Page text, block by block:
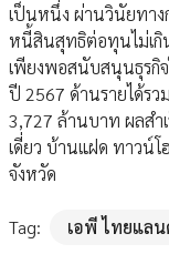
เป็นหนึ่ง ผ่านวินัยทาง
หนี้สินสุทธิต่อทุนไม่เกิ
เพียงพอสนับสนุนธุรกิจ
ปี 2567 ด้านรายได้ร
3,727 ล้านบาท ผลสำ
เดี่ยว บ้านแฝด ทาวน์โ
จังหวัด
Tag: เอพี ไทยแล